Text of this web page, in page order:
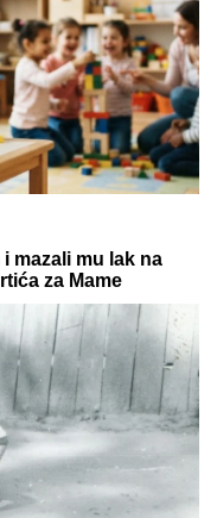
da može:
proziva
Stankovića što
a nekada je i
raziđemo" Zlata
o odnosu sa
rekla samo jedno
by Aklamator